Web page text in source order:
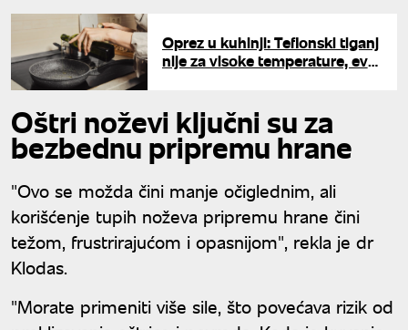
Oprez u kuhinji: Teflonski tiganj
nije za visoke temperature, evo
Oštri noževi ključni su za
bezbednu pripremu hrane
"Ovo se možda čini manje očiglednim, ali
korišćenje tupih noževa pripremu hrane čini
težom, frustrirajućom i opasnijom", rekla je dr
Klodas.
"Morate primeniti više sile, što povećava rizik od